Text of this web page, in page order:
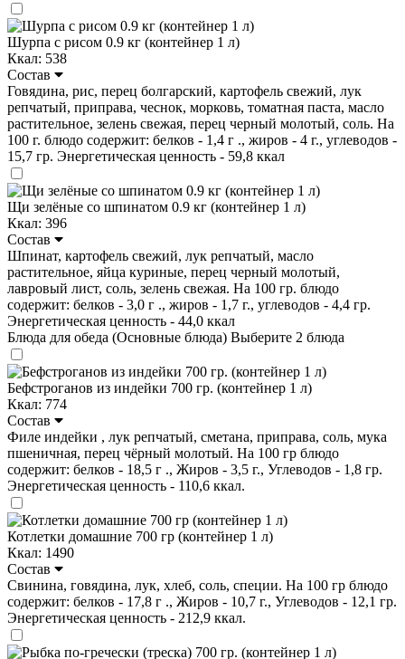
Шурпа с рисом 0.9 кг (контейнер 1 л)
Ккал: 538
Состав
Говядина, рис, перец болгарский, картофель свежий, лук
репчатый, приправа, чеснок, морковь, томатная паста, масло
растительное, зелень свежая, перец черный молотый, соль. На
100 г. блюдо содержит: белков - 1,4 г ., жиров - 4 г., углеводов -
15,7 гр. Энергетическая ценность - 59,8 ккал
Щи зелёные со шпинатом 0.9 кг (контейнер 1 л)
Ккал: 396
Состав
Шпинат, картофель свежий, лук репчатый, масло
растительное, яйца куриные, перец черный молотый,
лавровый лист, соль, зелень свежая. На 100 гр. блюдо
содержит: белков - 3,0 г ., жиров - 1,7 г., углеводов - 4,4 гр.
Энергетическая ценность - 44,0 ккал
Блюда для обеда (Основные блюда) Выберите 2 блюда
Бефстроганов из индейки 700 гр. (контейнер 1 л)
Ккал: 774
Состав
Филе индейки , лук репчатый, сметана, приправа, соль, мука
пшеничная, перец чёрный молотый. На 100 гр блюдо
содержит: белков - 18,5 г ., Жиров - 3,5 г., Углеводов - 1,8 гр.
Энергетическая ценность - 110,6 ккал.
Котлетки домашние 700 гр (контейнер 1 л)
Ккал: 1490
Состав
Свинина, говядина, лук, хлеб, соль, специи. На 100 гр блюдо
содержит: белков - 17,8 г ., Жиров - 10,7 г., Углеводов - 12,1 гр.
Энергетическая ценность - 212,9 ккал.